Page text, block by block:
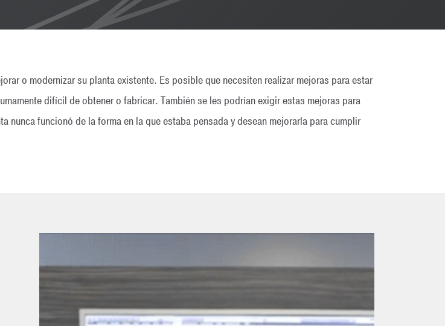
o modernizar su planta existente. Es posible que necesiten realizar mejoras para estar
difícil de obtener o fabricar. También se les podrían exigir estas mejoras para
nunca funcionó de la forma en la que estaba pensada y desean mejorarla para cumplir